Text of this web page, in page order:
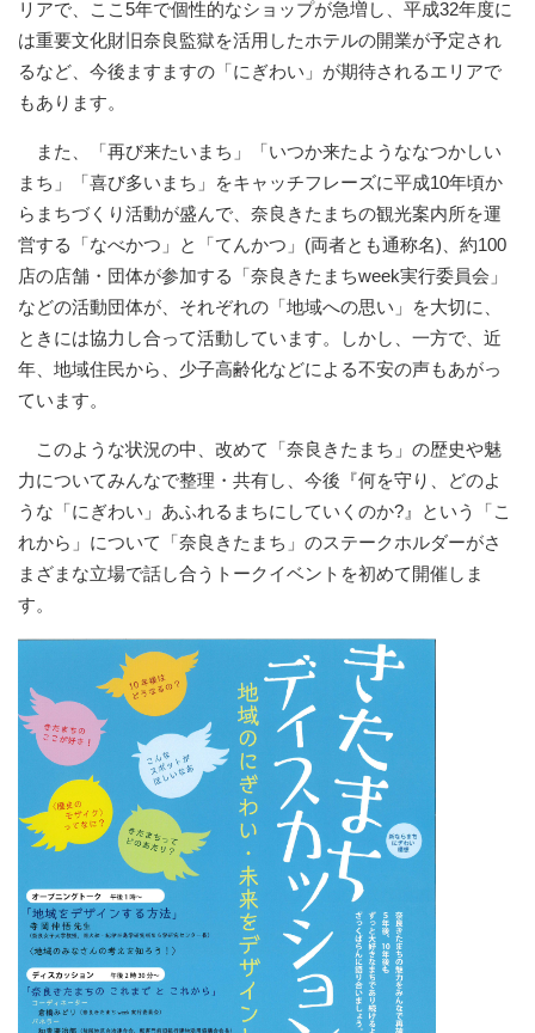
リアで、ここ5年で個性的なショップが急増し、平成32年度に
は重要文化財旧奈良監獄を活用したホテルの開業が予定され
るなど、今後ますますの「にぎわい」が期待されるエリアで
もあります。
また、「再び来たいまち」「いつか来たようななつかしい
まち」「喜び多いまち」をキャッチフレーズに平成10年頃か
らまちづくり活動が盛んで、奈良きたまちの観光案内所を運
営する「なべかつ」と「てんかつ」(両者とも通称名)、約100
店の店舗・団体が参加する「奈良きたまちweek実行委員会」
などの活動団体が、それぞれの「地域への思い」を大切に、
ときには協力し合って活動しています。しかし、一方で、近
年、地域住民から、少子高齢化などによる不安の声もあがっ
ています。
このような状況の中、改めて「奈良きたまち」の歴史や魅
力についてみんなで整理・共有し、今後『何を守り、どのよ
うな「にぎわい」あふれるまちにしていくのか?』という「こ
れから」について「奈良きたまち」のステークホルダーがさ
まざまな立場で話し合うトークイベントを初めて開催しま
す。